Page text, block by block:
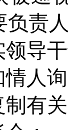
责
领导
情人
制有